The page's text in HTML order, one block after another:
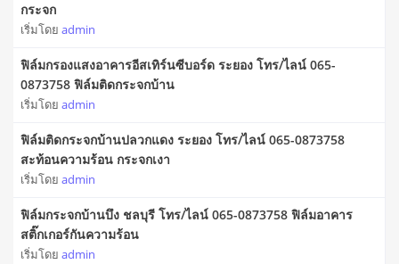
กระจก
เริ่มโดย admin
ฟิล์มกรองแสงอาคารอีสเทิร์นซีบอร์ด ระยอง โทร/ไลน์ 065-
0873758 ฟิล์มติดกระจกบ้าน
เริ่มโดย admin
ฟิล์มติดกระจกบ้านปลวกแดง ระยอง โทร/ไลน์ 065-0873758
สะท้อนความร้อน กระจกเงา
เริ่มโดย admin
ฟิล์มกระจกบ้านบึง ชลบุรี โทร/ไลน์ 065-0873758 ฟิล์มอาคาร
สติ๊กเกอร์กันความร้อน
เริ่มโดย admin